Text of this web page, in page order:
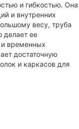
и гибкостью. Она
и внутренних
весу, труба
делает ее
временных
достаточную
и каркасов для